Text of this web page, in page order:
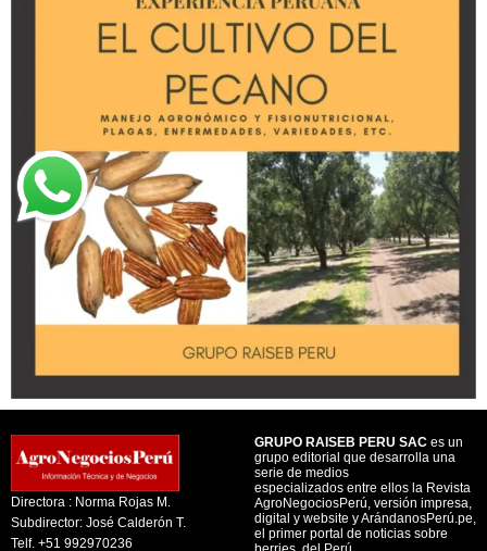
Directora : Norma Rojas M.
Subdirector: José Calderón T.
Telf. +51 992970236
GRUPO RAISEB PERU SAC es un
grupo editorial que desarrolla una
serie de medios
especializados entre ellos la Revista
AgroNegociosPerú, versión impresa,
digital y website y ArándanosPerú.pe,
el primer portal de noticias sobre